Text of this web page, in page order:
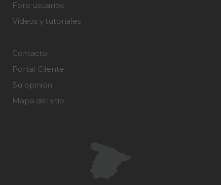
Foro usuarios
Videos y tutoriales
Contacto
Portal Cliente
Su opinión
Mapa del sitio